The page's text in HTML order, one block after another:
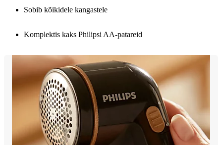
Sobib kõikidele kangastele
Komplektis kaks Philipsi AA-patareid